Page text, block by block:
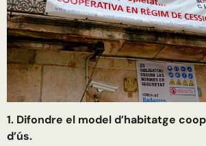
1. Difondre el model d’habitatge
d’ús.